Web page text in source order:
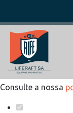
Defina as
para este
Este website
analíticos e
de navegação e
Consulte a nossa